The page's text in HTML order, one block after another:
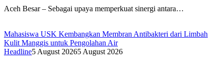
Aceh Besar – Sebagai upaya memperkuat sinergi antara…
Mahasiswa USK Kembangkan Membran Antibakteri dari Limbah
Kulit Manggis untuk Pengolahan Air
Headline5 August 20265 August 2026